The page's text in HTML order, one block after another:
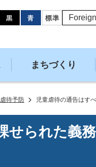
まちづくり
虐待予防 児童虐待の通告はす
せられた義務